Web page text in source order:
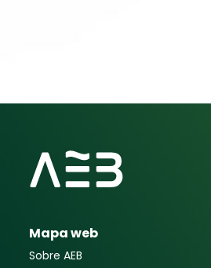
Mapa web
Sobre AEB